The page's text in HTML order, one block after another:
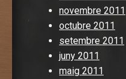
novembre 2011
octubre 2011
setembre 2011
juny 2011
maig 2011